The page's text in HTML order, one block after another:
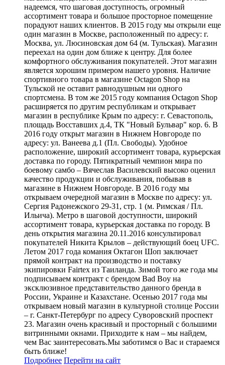
надеемся, что шаговая доступность, огромный
ассортимент товара и большое просторное помещение
порадуют наших клиентов. В 2015 году мы открыли еще
один магазин в Москве, расположенный по адресу: г.
Москва, ул. Люсиновская дом 64 (м. Тульская). Магазин
переехал на один дом ближе к центру. Для более
комфортного обслуживания покупателей. Этот магазин
является хорошим примером нашего уровня. Наличие
спортивного товара в магазине Octagon Shop на
Тульской не оставит равнодушным ни одного
спортсмена. В том же 2015 году компания Octagon Shop
расширяется по другим республикам и открывает
магазин в республике Крым по адресу: г. Севастополь,
площадь Восставших д.4, ТК "Новый Бульвар" кор. 6. В
2016 году открыт магазин в Нижнем Новгороде по
адресу: ул. Ванеева д.1 (Пл. Свободы). Удобное
расположение, широкий ассортимент товара, курьерская
доставка по городу. Пятикратный чемпион мира по
боевому самбо – Вячеслав Василевский высоко оценил
качество продукции и обслуживания, побывав в
магазине в Нижнем Новгороде. В 2016 году мы
открываем очередной магазин в Москве по адресу: ул.
Сергия Радонежского 29-31, стр. 1 (м. Римская / Пл.
Ильича). Метро в шаговой доступности, широкий
ассортимент товара, курьерская доставка по городу. В
день открытия магазина 20.11.2016 консультировал
покупателей Никита Крылов – действующий боец UFC.
Летом 2017 года комания Октагон Шоп заключает
прямой контракт на производство и поставку
экипировки Fairtex из Таиланда. Зимой того же года мы
подписываем контракт с брендом Bad Boy на
эксклюзивное представительство данного бренда в
России, Украине и Казахстане. Осенью 2017 года мы
открываем новый магазин в культурной столице России
– г. Санкт-Петербург по адресу Суворовский проспект
23. Магазин очень красивый и просторный с большими
витринными окнами. Приходите к нам – мы найдем,
чем Вас заинтересовать.Мы заботимся о Вас и стараемся
быть ближе!
Подробнее Перейти на сайт